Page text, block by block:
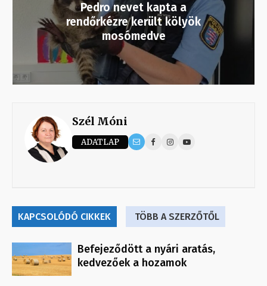
Pedro nevet kapta a
rendőrkézre került kölyök
mosómedve
Szél Móni
ADATLAP
KAPCSOLÓDÓ CIKKEK TÖBB A SZERZŐTŐL
Befejeződött a nyári aratás,
kedvezőek a hozamok